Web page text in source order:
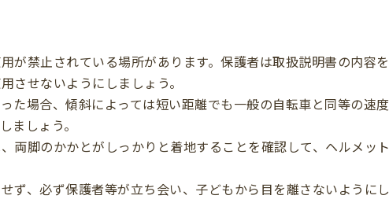
が禁止されている場所があります。保護者は取扱説明書の内容を
させないようにしましょう。
た場合、傾斜によっては短い距離でも一般の自転車と同等の速度
ましょう。
両脚のかかとがしっかりと着地することを確認して、ヘルメット
ず、必ず保護者等が立ち会い、子どもから目を離さないようにし